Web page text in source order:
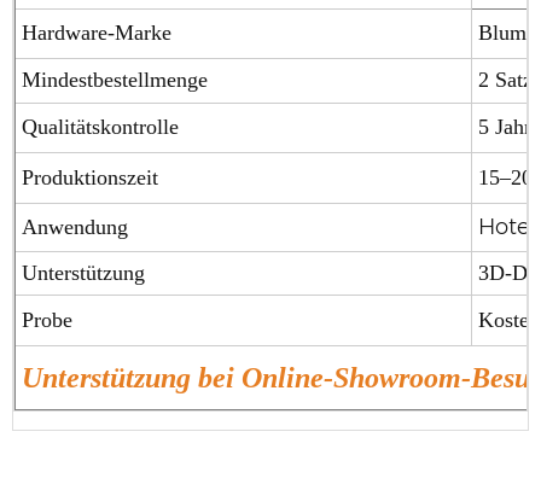
Hardware-Marke
Blum
Mindestbestellmenge
2 Satz
Qualitätskontrolle
5 Jahre
Produktionszeit 15–20
Anwendung
Unterstützung
3D-
Probe
Unterstützung bei Online-Showroom-